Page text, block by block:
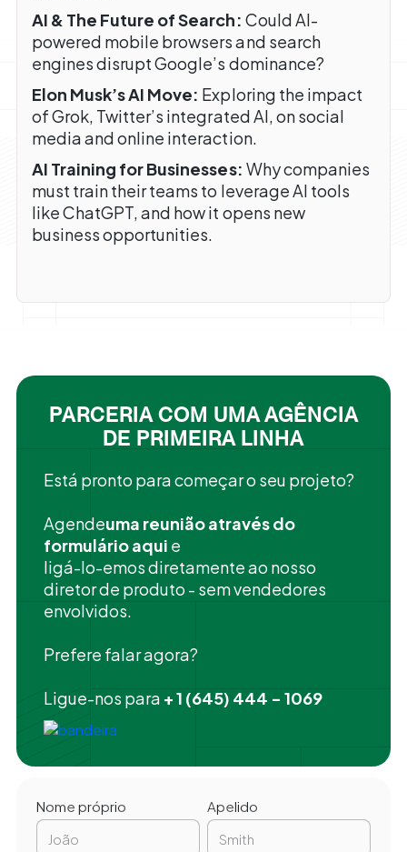
AI & The Future of Search: Could AI-
powered mobile browsers and search
engines disrupt Google’s dominance?
Elon Musk’s AI Move: Exploring the impact
of Grok, Twitter’s integrated AI, on social
media and online interaction.
AI Training for Businesses: Why companies
must train their teams to leverage AI tools
like ChatGPT, and how it opens new
business opportunities.
PARCERIA COM UMA AGÊNCIA
DE PRIMEIRA LINHA
Está pronto para começar o seu projeto?
‍Agendeuma reunião através do
formulário aqui e
ligá-lo-emos diretamente ao nosso
diretor de produto - sem vendedores
envolvidos.
Prefere falar agora?
Ligue-nos para + 1 (645) 444 - 1069
Nome próprio Apelido